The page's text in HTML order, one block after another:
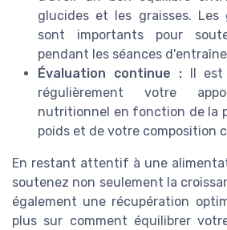
glucides et les graisses. Les
sont importants pour
pendant les séances
Évaluation continue :Il est
régulièrement votre
nutritionnel en fonction de la
poids et de votre composition
En restant attentif à une
soutenez non seulement la
également une récupération
plus sur comment équilibrer